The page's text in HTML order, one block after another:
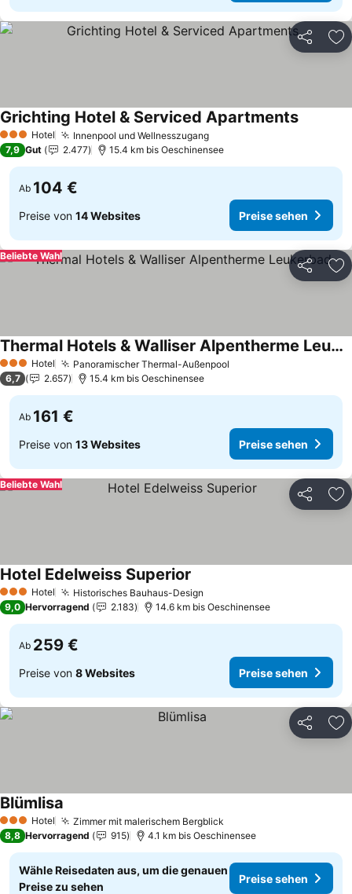
Teilen
3 SterneHotel Innenpool und Wellnesszugang
Grichting Hotel & Serviced Apartments
7,9 Gut 2.477 15.4 km bis Oeschinensee
Ab 104 €
Preise von 14 Websites Preise sehen
Teilen
Beliebte Wahl
3 SterneHotel Panoramischer Thermal-Außenpool
Thermal Hotels & Walliser Alpentherme Leukerbad
6,7 2.657 15.4 km bis Oeschinensee
Ab 161 €
Preise von 13 Websites Preise sehen
Teilen
Beliebte Wahl
3 SterneHotel Historisches Bauhaus-Design
Hotel Edelweiss Superior
9,0 Hervorragend 2.183 14.6 km bis Oeschinensee
Ab 259 €
Preise von 8 Websites Preise sehen
Teilen
3 SterneHotel Zimmer mit malerischem Bergblick
Blümlisa
8,8 Hervorragend 915 4.1 km bis Oeschinensee
Wähle Reisedaten aus, um die genauen
Preise zu sehen
Preise sehen